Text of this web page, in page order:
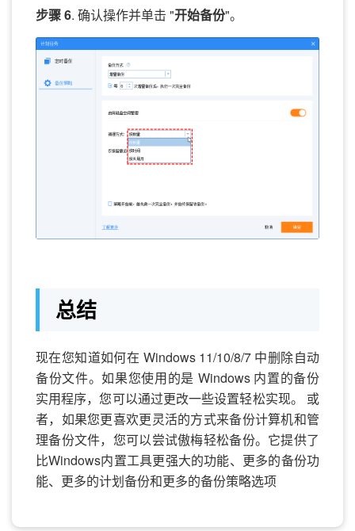
步骤 6. 确认操作并单击 "开始备份"。
总结
现在您知道如何在 Windows 11/10/8/7 中删除自动
备份文件。如果您使用的是 Windows 内置的备份
实用程序，您可以通过更改一些设置轻松实现。 或
者，如果您更喜欢更灵活的方式来备份计算机和管
理备份文件，您可以尝试傲梅轻松备份。它提供了
比Windows内置工具更强大的功能、更多的备份功
能、更多的计划备份和更多的备份策略选项